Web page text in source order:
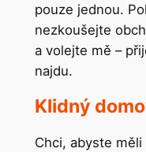
pouze jednou.
nezkoušejte
a volejte mě –
najdu.
Klidný
Chci, abyste